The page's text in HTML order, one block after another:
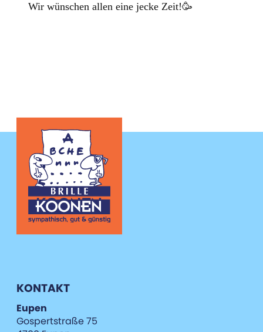
Wir wünschen allen eine jecke Zeit!🥳
KONTAKT
Eupen
Gospertstraße 75